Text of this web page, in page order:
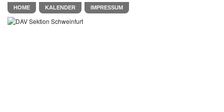
HOME KALENDER IMPRESSUM